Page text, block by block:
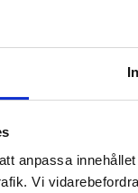
anpassa
Vi